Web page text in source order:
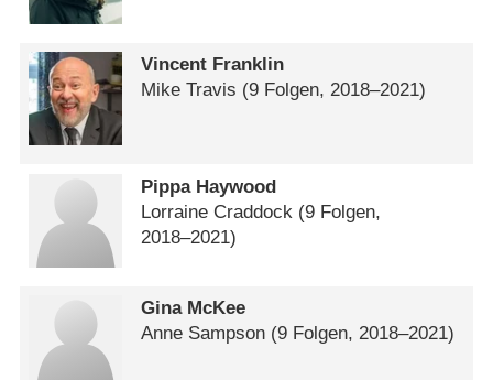
Vincent Franklin
Mike Travis (9 Folgen, 2018⁠–⁠2021)
Pippa Haywood
Lorraine Craddock (9 Folgen,
2018⁠–⁠2021)
Gina McKee
Anne Sampson (9 Folgen, 2018⁠–⁠2021)